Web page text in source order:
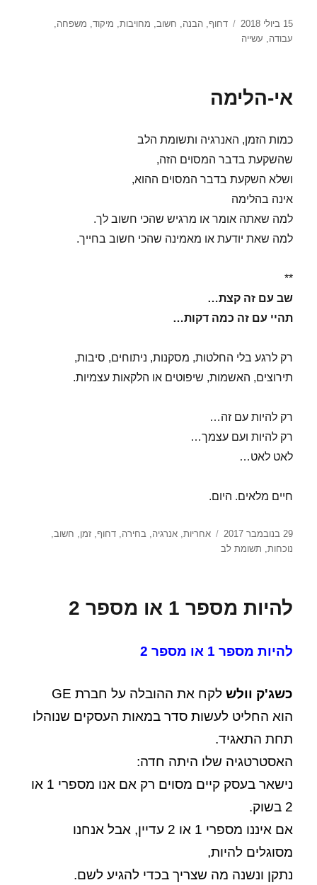
פורסם
בתאריך
15 ביולי 2018 תגיות
דחוף,הבנה, חשוב, מחויבות, מיקוד, משפחה,
עבודה, עשייה
אי-הלימה
כמות הזמן, האנרגיה ותשומת הלב
שהשקעת בדבר המסוים הזה,
ושלא השקעת בדבר המסוים ההוא,
אינה בהלימה
למה שאתה אומר או מרגיש שהכי חשוב לך.
למה שאת יודעת או מאמינה שהכי חשוב בחייך.
**
שב עם זה קצת…
תהיי עם זה כמה דקות…
רק לרגע בלי החלטות, מסקנות, ניתוחים, סיבות,
תירוצים, האשמות, שיפוטים או הלקאות עצמיות.
רק להיות עם זה…
רק להיות ועם עצמך…
לאט לאט…
חיים מלאים. היום.
פורסם
בתאריך
29 בנובמבר 2017 תגיות
אחריות,אנרגיה,בחירה,דחוף,זמן, חשוב,
נוכחות, תשומת לב
להיות מספר 1 או מספר 2
להיות מספר 1 או מספר 2
כשג'ק וולש לקח את ההובלה על חברת GE
הוא החליט לעשות סדר במאות העסקים שנוהלו
תחת התאגיד.
האסטרטגיה שלו היתה חדה:
נישאר בעסק קיים מסוים רק אם אנו מספרי 1 או
2 בשוק.
אם איננו מספרי 1 או 2 עדיין, אבל אנחנו
מסוגלים להיות,
נתקן ונשנה מה שצריך בכדי להגיע לשם.